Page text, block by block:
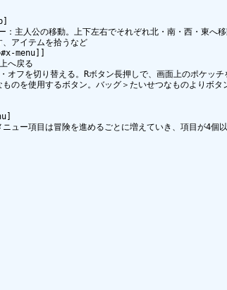
主人公の移動。上下左右でそれぞれ北・南・西・東へ移
アイテムを拾うなど
menu]]
へ戻る
オフを切り替える。Rボタン長押しで、画面上のポケッチ
のを使用するボタン。バッグ＞たいせつなものよりボタ
ュー項目は冒険を進めるごとに増えていき、項目が4個